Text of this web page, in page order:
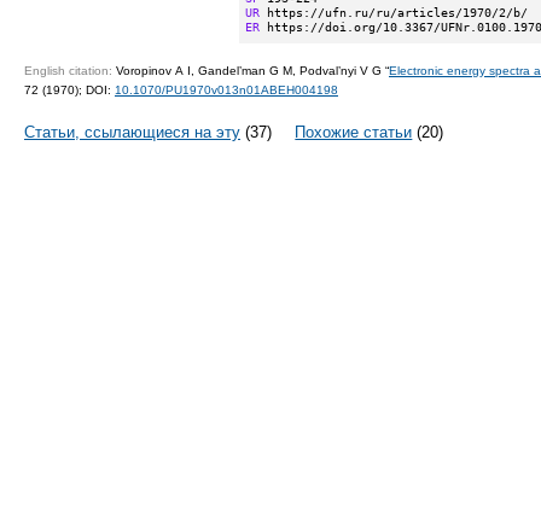
UR
ER https://doi.org/10.3367/
English citation: Voropinov A I, Gandel’man G M, Podval’nyi V G “Electronic energy spectra
72 (1970); DOI: 10.1070/PU1970v013n01ABEH004198
Статьи, ссылающиеся на эту (37) Похожие статьи (20)